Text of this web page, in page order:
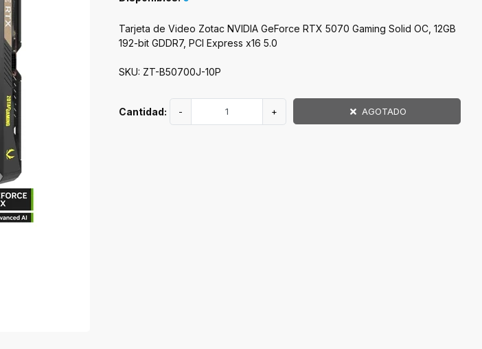
Tarjeta de Video Zotac NVIDIA GeForce RTX 5070 Gaming Solid OC, 12GB
192-bit GDDR7, PCI Express x16 5.0
SKU: ZT-B50700J-10P
Cantidad: - + AGOTADO